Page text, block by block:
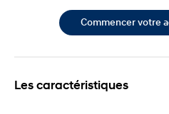
Commencer votre
Les caractéristiques